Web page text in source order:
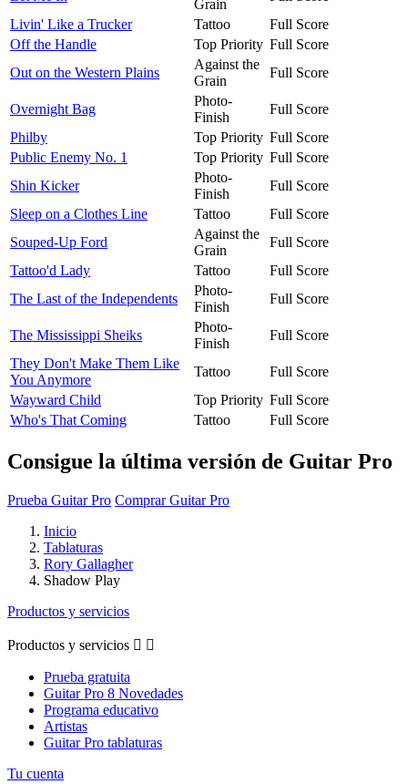
Grain
Livin' Like a Trucker
Tattoo
Full Score
Off the Handle
Top Priority Full Score
Out on the Western Plains
Against the
Grain
Full Score
Overnight Bag
Photo-
Finish
Full Score
Philby
Top Priority Full Score
Public Enemy No. 1
Top Priority Full Score
Shin Kicker
Photo-
Finish
Full Score
Sleep on a Clothes Line
Tattoo
Full Score
Souped-Up Ford
Against the
Grain
Full Score
Tattoo'd Lady
Tattoo
Full Score
The Last of the Independents
Photo-
Finish
Full Score
The Mississippi Sheiks
Photo-
Finish
Full Score
They Don't Make Them Like
You Anymore
Tattoo
Full Score
Wayward Child
Top Priority Full Score
Who's That Coming
Tattoo Full Score
Consigue la última versión de Guitar Pro
Prueba Guitar Pro Comprar Guitar Pro
Inicio
Tablaturas
Rory Gallagher
Shadow Play
Productos y servicios
Productos y servicios  
Prueba gratuita
Guitar Pro 8 Novedades
Programa educativo
Artistas
Guitar Pro tablaturas
Tu cuenta